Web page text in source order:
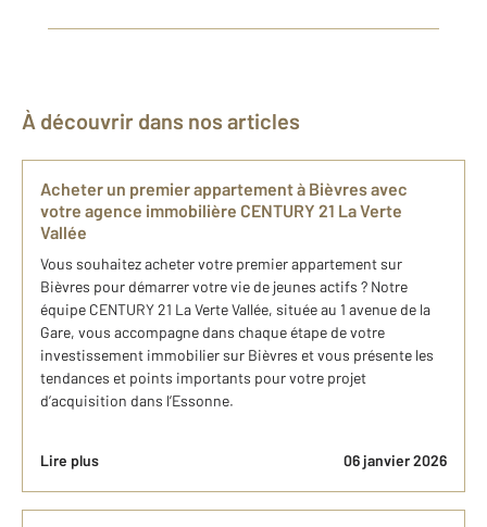
À découvrir dans nos articles
Acheter un premier appartement à Bièvres avec
votre agence immobilière CENTURY 21 La Verte
Vallée
Vous souhaitez acheter votre premier appartement sur
Bièvres pour démarrer votre vie de jeunes actifs ? Notre
équipe CENTURY 21 La Verte Vallée, située au 1 avenue de la
Gare, vous accompagne dans chaque étape de votre
investissement immobilier sur Bièvres et vous présente les
tendances et points importants pour votre projet
d’acquisition dans l’Essonne.
Lire plus 06 janvier 2026